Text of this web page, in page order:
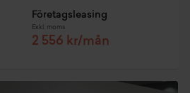
Företagsleasing
Exkl. moms
2 556 kr/mån